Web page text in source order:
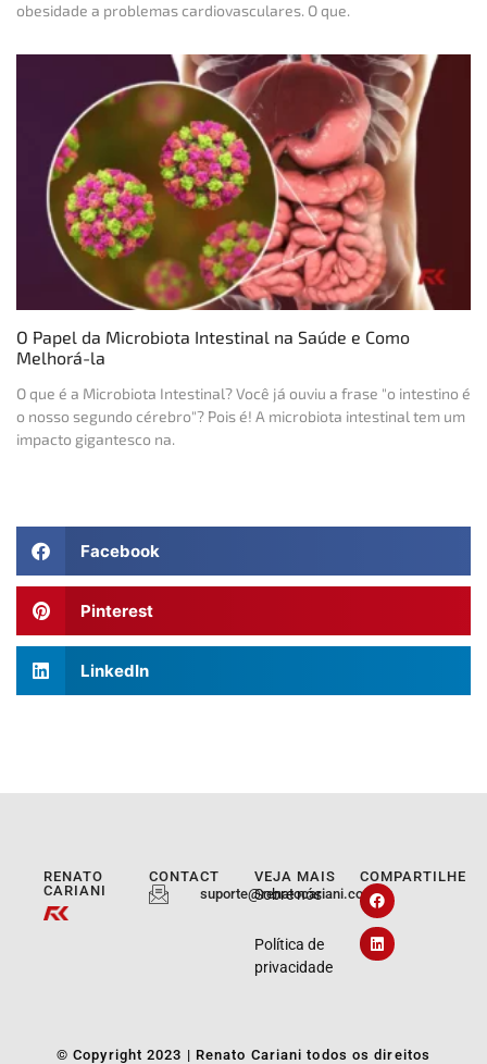
obesidade a problemas cardiovasculares. O que.
O Papel da Microbiota Intestinal na Saúde e Como
Melhorá-la
O que é a Microbiota Intestinal? Você já ouviu a frase "o intestino é
o nosso segundo cérebro"? Pois é! A microbiota intestinal tem um
impacto gigantesco na.
Facebook
Pinterest
LinkedIn
RENATO
CARIANI
CONTACT
suporte@renatocariani.com.br
VEJA MAIS
Sobre nós
Política de
privacidade
COMPARTILHE
© Copyright 2023 | Renato Cariani todos os direitos